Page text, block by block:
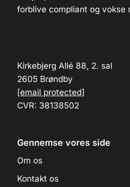
forblive compliant og vokse
Kirkebjerg Allé 88, 2. sal
2605 Brøndby
[email protected]
CVR: 38138502
Gennemse vores side
Om os
Kontakt os